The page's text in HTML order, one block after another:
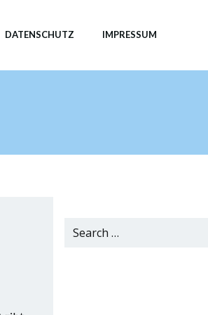
DATENSCHUTZ IMPRESSUM
Search